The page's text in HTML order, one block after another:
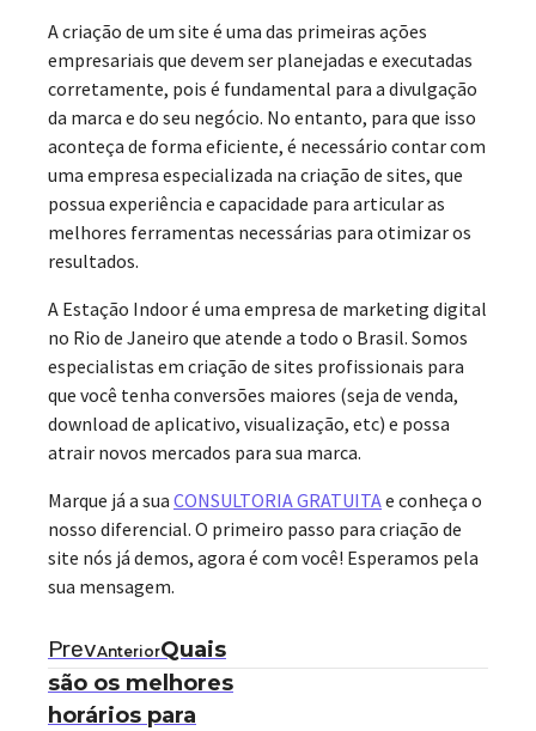
A criação de um site é uma das primeiras ações
empresariais que devem ser planejadas e executadas
corretamente, pois é fundamental para a divulgação
da marca e do seu negócio. No entanto, para que isso
aconteça de forma eficiente, é necessário contar com
uma empresa especializada na criação de sites, que
possua experiência e capacidade para articular as
melhores ferramentas necessárias para otimizar os
resultados.
A Estação Indoor é uma empresa de marketing digital
no Rio de Janeiro que atende a todo o Brasil. Somos
especialistas em criação de sites profissionais para
que você tenha conversões maiores (seja de venda,
download de aplicativo, visualização, etc) e possa
atrair novos mercados para sua marca.
Marque já a sua CONSULTORIA GRATUITAe conheça o
nosso diferencial. O primeiro passo para criação de
site nós já demos, agora é com você! Esperamos pela
sua mensagem.
PrevAnteriorQuais
são os melhores
horários para